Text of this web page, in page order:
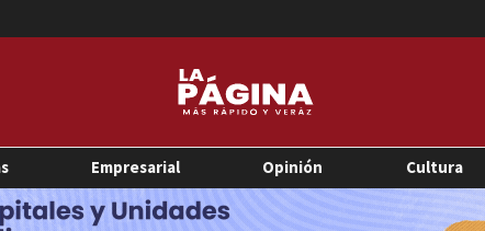
Empresarial Opinión Cultura